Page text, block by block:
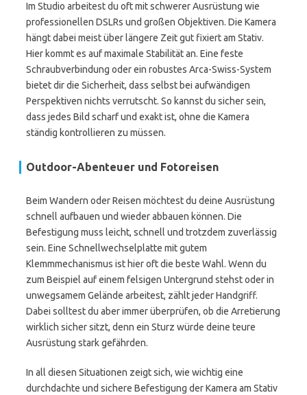
Im Studio arbeitest du oft mit schwerer Ausrüstung wie
professionellen DSLRs und großen Objektiven. Die Kamera
hängt dabei meist über längere Zeit gut fixiert am Stativ.
Hier kommt es auf maximale Stabilität an. Eine feste
Schraubverbindung oder ein robustes Arca-Swiss-System
bietet dir die Sicherheit, dass selbst bei aufwändigen
Perspektiven nichts verrutscht. So kannst du sicher sein,
dass jedes Bild scharf und exakt ist, ohne die Kamera
ständig kontrollieren zu müssen.
Outdoor-Abenteuer und Fotoreisen
Beim Wandern oder Reisen möchtest du deine Ausrüstung
schnell aufbauen und wieder abbauen können. Die
Befestigung muss leicht, schnell und trotzdem zuverlässig
sein. Eine Schnellwechselplatte mit gutem
Klemmmechanismus ist hier oft die beste Wahl. Wenn du
zum Beispiel auf einem felsigen Untergrund stehst oder in
unwegsamem Gelände arbeitest, zählt jeder Handgriff.
Dabei solltest du aber immer überprüfen, ob die Arretierung
wirklich sicher sitzt, denn ein Sturz würde deine teure
Ausrüstung stark gefährden.
In all diesen Situationen zeigt sich, wie wichtig eine
durchdachte und sichere Befestigung der Kamera am Stativ